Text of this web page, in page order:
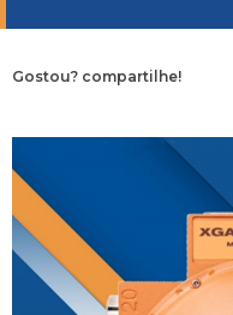
Gostou? compartilhe!